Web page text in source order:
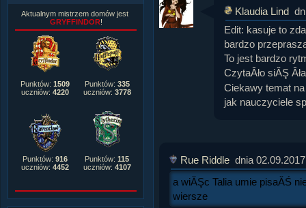
Aktualnym mistrzem domów jest
GRYFFINDOR!
Punktów: 1509
uczniów: 4220
Punktów: 335
uczniów: 3778
Punktów: 916
uczniów: 4452
Punktów: 115
uczniów: 4107
Klaudia Lind
Edit: kasuje to
bardzo
To jest bardzo
CzytaÂło siĂŞ
Ciekawy temat
jak nauczyciele
Rue Riddle dnia
a wiĂŞc Talia umie pisaĂŚ
wiersze